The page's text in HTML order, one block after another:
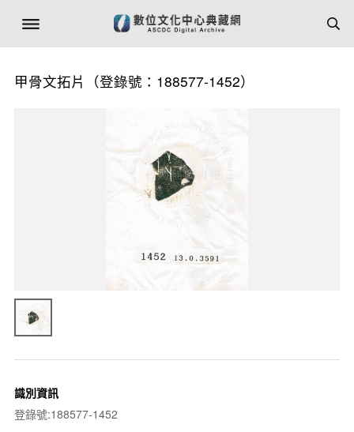
甲骨文拓片（登錄號：188577-1452）
識別資訊
登錄號:188577-1452